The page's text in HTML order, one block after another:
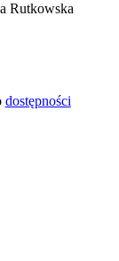
Rutkowska
dostępności